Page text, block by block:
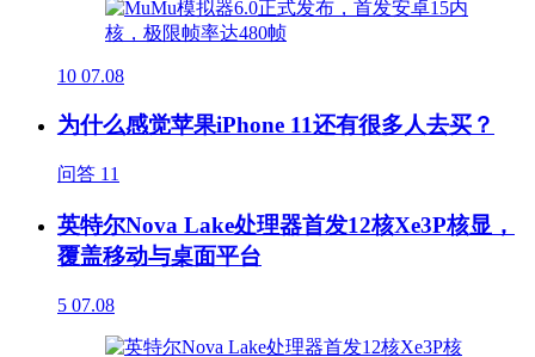
10 07.08
为什么感觉苹果iPhone 11还有很多人去买？
问答 11
英特尔Nova Lake处理器首发12核Xe3P核显，
覆盖移动与桌面平台
5 07.08